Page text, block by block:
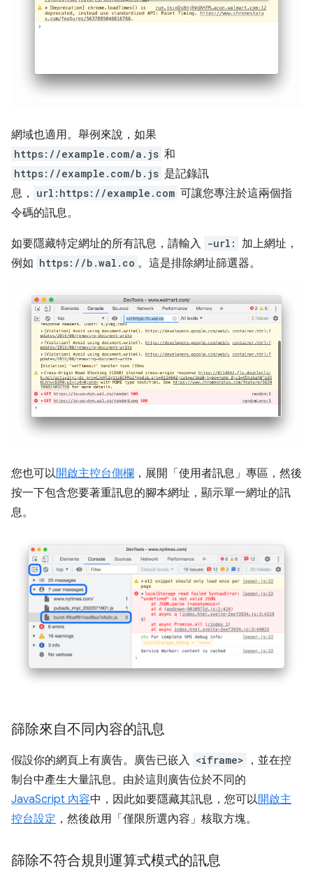
網域也適用。舉例來說，如果
https://example.com/a.js 和
https://example.com/b.js 是記錄訊
息，
url:https://example.com 可讓您專注於這兩個指
令碼的訊息。
如要隱藏特定網址的所有訊息，請輸入 -url:
加上網址，
例如 https://b.wal.co 。這是排除網址篩選器。
您也可以開啟主控台側欄 ，展開「使用者訊息」 專區，然後
按一下包含您要著重訊息的腳本網址，顯示單一網址的訊
息。
篩除來自不同內容的訊息
假設你的網頁上有廣告。廣告已嵌入 <iframe>
，並在控
制台中產生大量訊息。由於這則廣告位於不同的
JavaScript 內容中，因此如要隱藏其訊息，您可以開啟主
控台設定 ，然後啟用「僅限所選內容」 核取方塊。
篩除不符合規則運算式模式的訊息